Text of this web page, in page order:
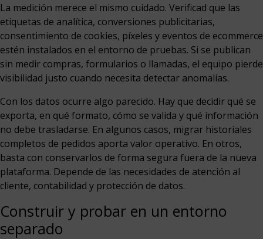
La medición merece el mismo cuidado. Verificad que las
etiquetas de analítica, conversiones publicitarias,
consentimiento de cookies, píxeles y eventos de ecommerce
estén instalados en el entorno de pruebas. Si se publican
sin medir compras, formularios o llamadas, el equipo pierde
visibilidad justo cuando necesita detectar anomalías.
Con los datos ocurre algo parecido. Hay que decidir qué se
exporta, en qué formato, cómo se valida y qué información
no debe trasladarse. En algunos casos, migrar historiales
completos de pedidos aporta valor operativo. En otros,
basta con conservarlos de forma segura fuera de la nueva
plataforma. Depende de las necesidades de atención al
cliente, contabilidad y protección de datos.
Construir y probar en un entorno
separado